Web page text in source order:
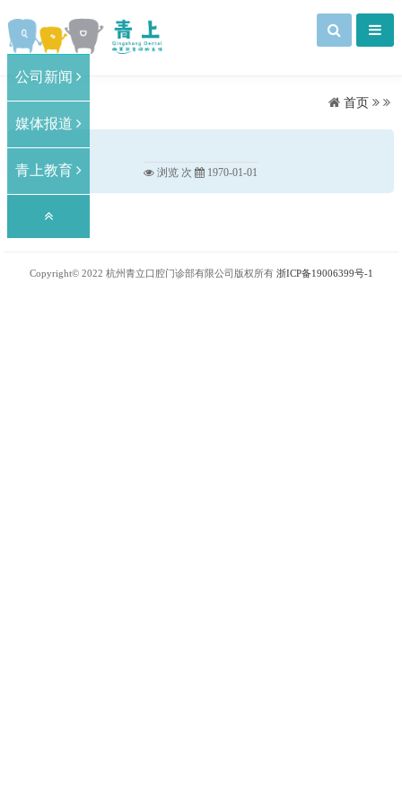
首页
浏览 次 1970-01-01
公司新闻
媒体报道
青上教育
Copyright© 2022 杭州青立口腔门诊部有限公司版权所有 浙ICP备19006399号-1